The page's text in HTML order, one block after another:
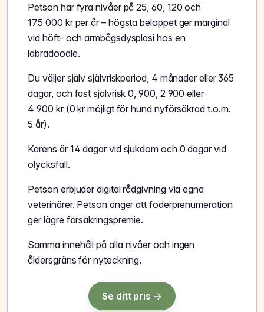
Petson har fyra nivåer på 25, 60, 120 och
175 000 kr per år – högsta beloppet ger marginal
vid höft- och armbågsdysplasi hos en
labradoodle.
Du väljer själv självriskperiod, 4 månader eller 365
dagar, och fast självrisk 0, 900, 2 900 eller
4 900 kr (0 kr möjligt för hund nyförsäkrad t.o.m.
5 år).
Karens är 14 dagar vid sjukdom och 0 dagar vid
olycksfall.
Petson erbjuder digital rådgivning via egna
veterinärer. Petson anger att foderprenumeration
ger lägre försäkringspremie.
Samma innehåll på alla nivåer och ingen
åldersgräns för nyteckning.
Se ditt pris →